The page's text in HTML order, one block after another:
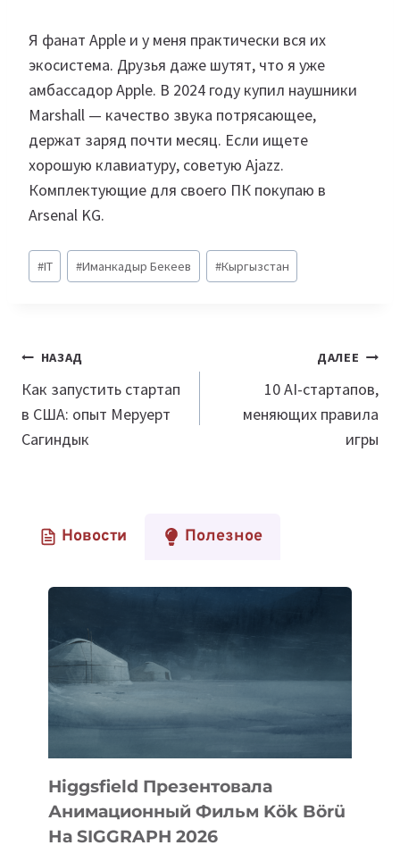
Я фанат Apple и у меня практически вся их
экосистема. Друзья даже шутят, что я уже
амбассадор Apple. В 2024 году купил наушники
Marshall — качество звука потрясающее,
держат заряд почти месяц. Если ищете
хорошую клавиатуру, советую Ajazz.
Комплектующие для своего ПК покупаю в
Arsenal KG.
Метки
записи:
#IT #Иманкадыр Бекеев #Кыргызстан
Навигация
по
записям
НАЗАД
Как запустить стартап
в США: опыт Меруерт
Сагиндык
ДАЛЕЕ
10 AI-стартапов,
меняющих правила
игры
Новости Полезное
Higgsfield Презентовала
Анимационный Фильм Kök Börü
На SIGGRAPH 2026